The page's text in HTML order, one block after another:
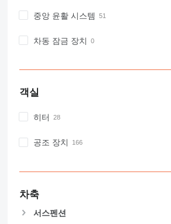
중앙 윤활 시스템
차동 잠금 장치
객실
히터
공조 장치
차축
서스펜션